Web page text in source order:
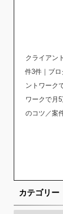
クライアン
件3件｜ブ
ントワーク
ワークで月
のコツ／案
カテゴリー